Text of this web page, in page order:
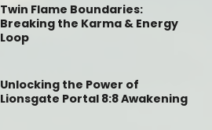
Twin Flame Boundaries:
Breaking the Karma & Energy
Loop
Unlocking the Power of
Lionsgate Portal 8:8 Awakening